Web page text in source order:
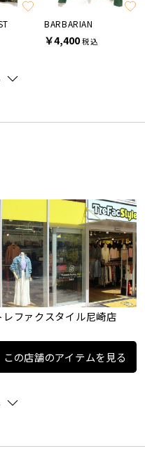
BARBARIAN
￥4,400税込
レファクスタイル尼崎店
この店舗のアイテムを見る